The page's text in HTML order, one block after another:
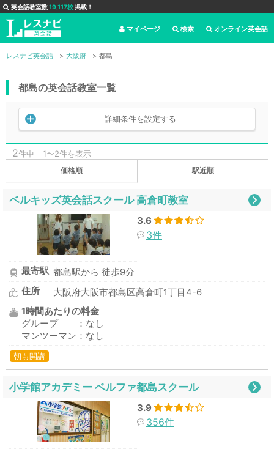
英会話教室数19,117校掲載！
オンライン英会話
検索
マイページ
レスナビ英会話 大阪府 都島
都島の英会話教室一覧
詳細条件を設定する
2件中 1〜2件を表示
価格順 駅近順
ベルキッズ英会話スクール 高倉町教室
3.6
3件
最寄駅 都島駅から 徒歩9分
住所
大阪府大阪市都島区高倉町1丁目4-6
1時間あたりの料金
グループ ：なし
マンツーマン：なし
朝も開講
小学館アカデミー ベルファ都島スクール
3.9
356件